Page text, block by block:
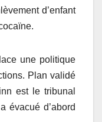
d’enfant
une politique
Plan validé
est le tribunal
évacué d’abord